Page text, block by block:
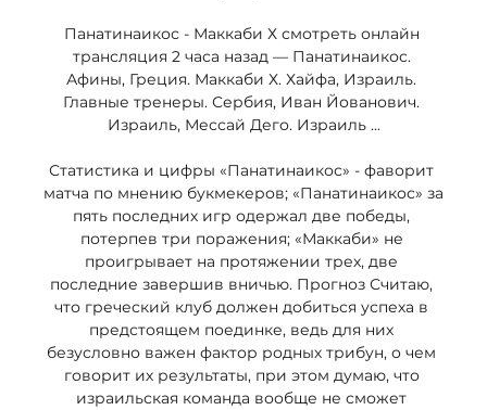
Панатинаикос - Маккаби Х смотреть онлайн
трансляция 2 часа назад — Панатинаикос.
Афины, Греция. Маккаби Х. Хайфа, Израиль.
Главные тренеры. Сербия, Иван Йованович.
Израиль, Мессай Дего. Израиль ...
Статистика и цифры «Панатинаикос» - фаворит
матча по мнению букмекеров; «Панатинаикос» за
пять последних игр одержал две победы,
потерпев три поражения; «Маккаби» не
проигрывает на протяжении трех, две
последние завершив вничью. Прогноз Считаю,
что греческий клуб должен добиться успеха в
предстоящем поединке, ведь для них
безусловно важен фактор родных трибун, о чем
говорит их результаты, при этом думаю, что
израильская команда вообще не сможет